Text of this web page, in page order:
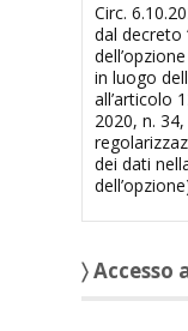
Circ.
dal decreto
in luogo
all’articolo
2020, n.
dei dati
〉